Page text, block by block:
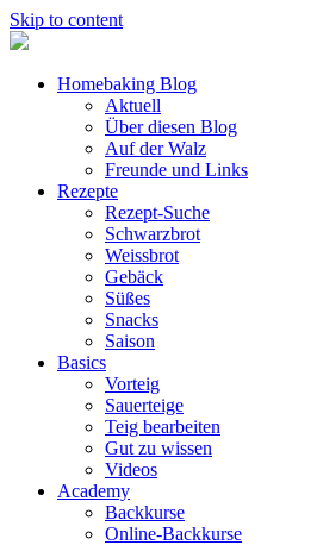
Skip to content
Homebaking Blog
Aktuell
Über diesen Blog
Auf der Walz
Freunde und Links
Rezepte
Rezept-Suche
Schwarzbrot
Weissbrot
Gebäck
Süßes
Snacks
Saison
Basics
Vorteig
Sauerteige
Teig bearbeiten
Gut zu wissen
Videos
Academy
Backkurse
Online-Backkurse